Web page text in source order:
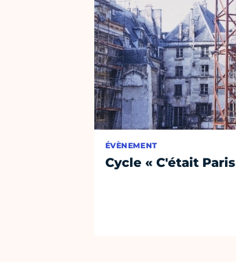
ÉVÈNEMENT
Cycle « C'était